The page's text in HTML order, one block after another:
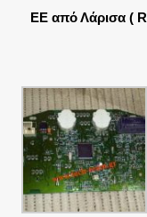
EE από Λάρισα (